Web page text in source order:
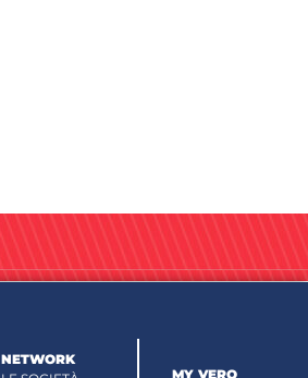
NETWORK
MY VERO